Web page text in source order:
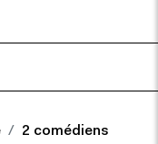
2 comédiens